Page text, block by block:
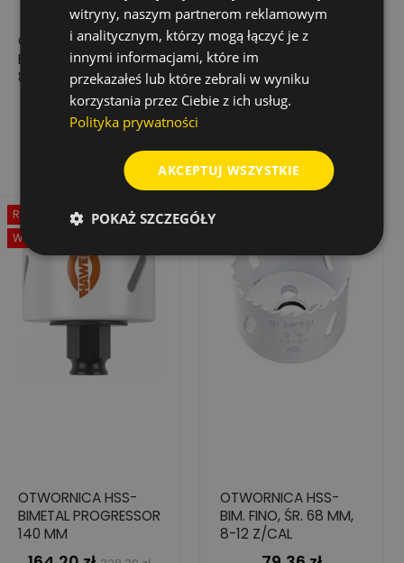
OTWORNICA HSS-
BIM. FINO, ŚR. 46 MM,
8-12 Z/CAL
Cena
58,95 zł
Dodaj do koszyka
OTWORNICA HSS-
BIM. MULTI, ŚR. 74 MM,
4-6 Z/CAL
Cena
79,36 zł
-50%
Rabat
Wyprzedaż!
OTWORNICA HSS-
BIMETAL PROGRESSOR
140 MM
OTWORNICA HSS-
BIM. FINO, ŚR. 68 MM,
8-12 Z/CAL
witryny, naszym partnerom reklamowym
i analitycznym, którzy mogą łączyć je z
innymi informacjami, które im
przekazałeś lub które zebrali w wyniku
korzystania przez Ciebie z ich usług.
Polityka prywatności
AKCEPTUJ WSZYSTKIE
POKAŻ SZCZEGÓŁY